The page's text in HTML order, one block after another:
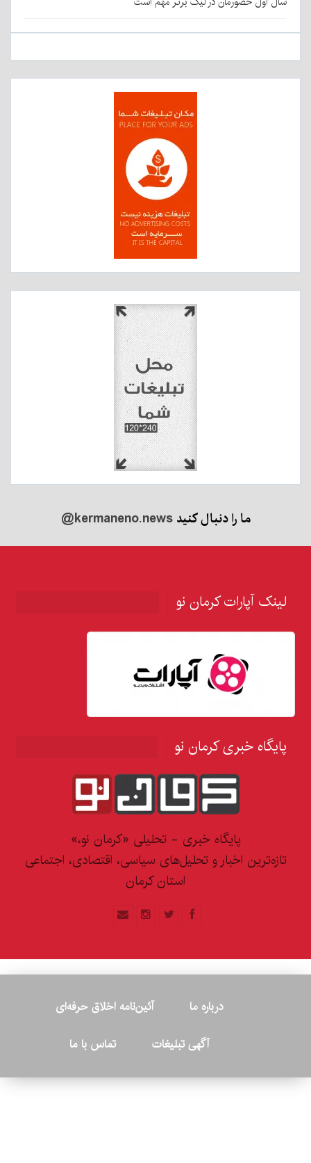
ما را دنبال کنید@kermaneno.news
لینک آپارات کرمان نو
پایگاه خبری کرمان نو
پایگاه خبری - تحلیلی «کرمان نو،»
تازه‌ترین اخبار و تحلیل‌های سیاسی، اقتصادی، اجتماعی
استان کرمان
درباره ما
آئین‌نامه اخلاق حرفه‌ای
آگهی تبلیغات
تماس با ما